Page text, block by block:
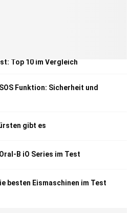
Top 10 im Vergleich
Funktion: Sicherheit und
gibt es
B iO Series im Test
besten Eismaschinen im Test